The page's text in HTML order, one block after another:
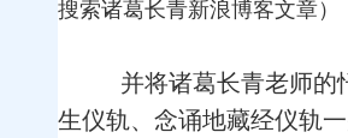
搜索诸葛长青新浪博客文章）
并将诸葛长青老师的
生仪轨、念诵地藏经仪轨一